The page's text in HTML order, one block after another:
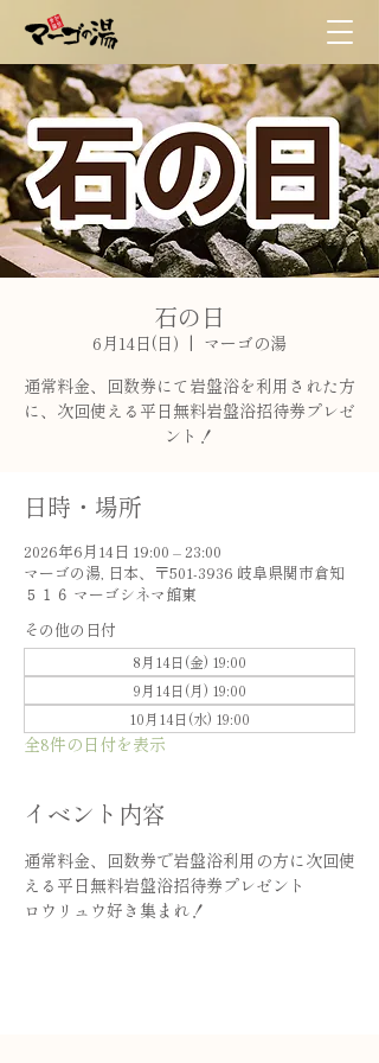
石の日
6月14日(日)
  |
マーゴの湯
通常料金、回数券にて岩盤浴を利用された方
に、次回使える平日無料岩盤浴招待券プレゼ
日時・場所
2026年6月14日 19:00 – 23:00
マーゴの湯, 日本、〒501-3936 岐阜県関市倉知
５１６ マーゴシネマ館東
その他の日付
8月14日(金) 19:00
9月14日(月) 19:00
10月14日(水) 19:00
全8件の日付を表示
イベント内容
通常料金、回数券で岩盤浴利用の方に次回使
える平日無料岩盤浴招待券プレゼント
ロウリュウ好き集まれ！